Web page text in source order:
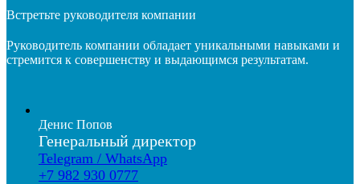
Встретьте руководителя компании
Руководитель компании обладает уникальными навыками и
стремится к совершенству и выдающимся результатам.
Денис Попов
Генеральный директор
Telegram / WhatsApp
+7 982 930 0777